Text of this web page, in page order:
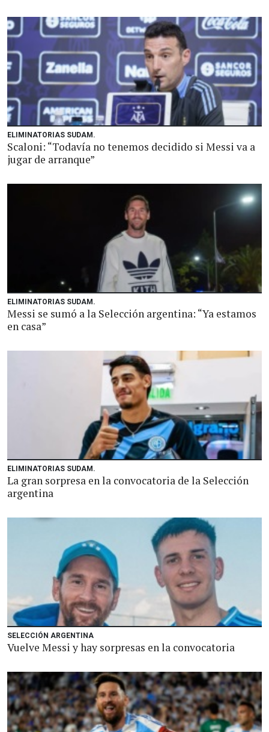
ELIMINATORIAS SUDAM.
Scaloni: “Todavía no tenemos decidido si Messi va a
jugar de arranque”
ELIMINATORIAS SUDAM.
Messi se sumó a la Selección argentina: “Ya estamos
en casa”
ELIMINATORIAS SUDAM.
La gran sorpresa en la convocatoria de la Selección
argentina
SELECCIÓN ARGENTINA
Vuelve Messi y hay sorpresas en la convocatoria